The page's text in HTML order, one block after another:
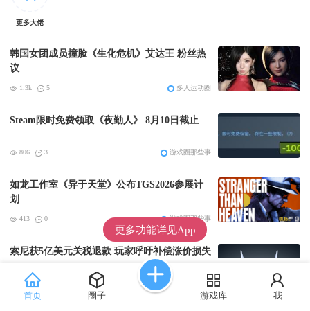
更多大佬
韩国女团成员撞脸《生化危机》艾达王 粉丝热
议
1.3k 5 多人运动圈
Steam限时免费领取《夜勤人》 8月10日截止
806 3 游戏圈那些事
如龙工作室《异于天堂》公布TGS2026参展计
划
413 0 游戏圈那些事
索尼获5亿美元关税退款 玩家呼吁补偿涨价损失
318 游戏圈那些事
首页 圈子 游戏库 我
更多功能详见App